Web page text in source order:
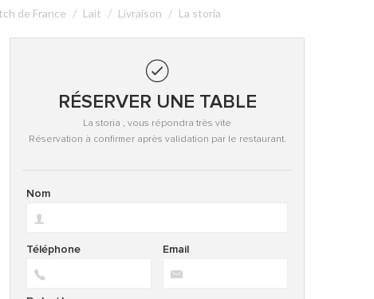
de France Lait Livraison La storia
RÉSERVER UNE TABLE
La storia , vous répondra très vite
Réservation à confirmer après validation par le restaurant.
Nom
Email
Téléphone